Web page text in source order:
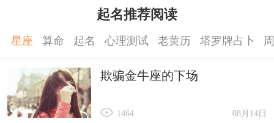
起名推荐阅读
星座 算命 起名 心理测试 老黄历 塔罗牌占卜
欺骗金牛座的下场
08月14日
1464